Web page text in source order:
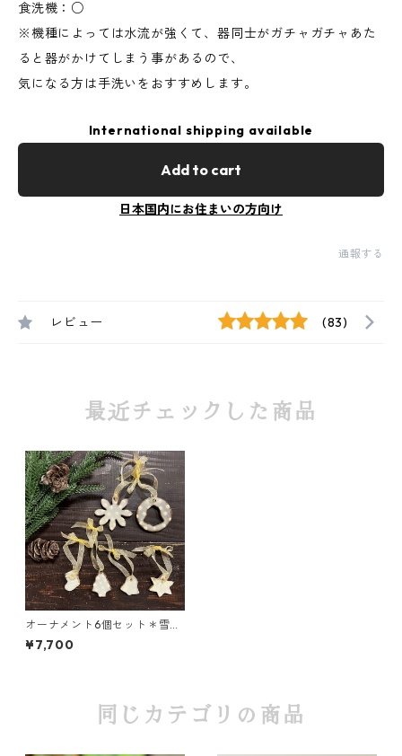
食洗機：○
※機種によっては水流が強くて、器同士がガチャガチャあた
ると器がかけてしまう事があるので、
気になる方は手洗いをおすすめします。
International shipping available
Add to cart
日本国内にお住まいの方向け
通報する
レビュー (83)
最近チェックした商品
オーナメント6個セット＊雪の
結晶＊つや
¥7,700
同じカテゴリの商品